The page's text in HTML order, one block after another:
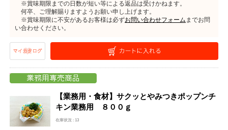
※賞味期限までの日数が短い等による返品は受けかねます。
何卒、ご理解賜りますようお願い申し上げます。
※賞味期限に不安があるお客様は必ずお問い合わせフォーム までお問
い合わせください。
【業務用・食材】サクッとやみつきポップンチ
キン業務用 ８００ｇ
在庫状況 : 13